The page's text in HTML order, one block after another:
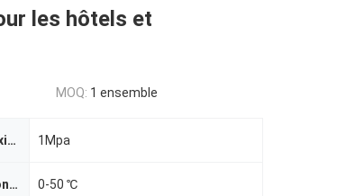
les hôtels et
MOQ: 1 ensemble
Pression de service maximale de l'appareil 1Mpa
Température de fonctionnement 0-50 ℃